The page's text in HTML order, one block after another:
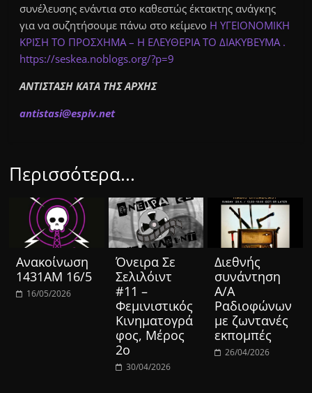
συνέλευσης ενάντια στο καθεστώς έκτακτης ανάγκης
για να συζητήσουμε πάνω στο κείμενο Η ΥΓΕΙΟΝΟΜΙΚΗ
ΚΡΙΣΗ ΤΟ ΠΡΟΣΧΗΜΑ – Η ΕΛΕΥΘΕΡΙΑ ΤΟ ΔΙΑΚΥΒΕΥΜΑ .
https://seskea.noblogs.org/?p=9
ΑΝΤΙΣΤΑΣΗ ΚΑΤΑ ΤΗΣ ΑΡΧΗΣ
antistasi@espiv.net
Περισσότερα...
Ανακοίνωση
1431ΑΜ 16/5
16/05/2026
Όνειρα Σε
Σελιλόιντ
#11 –
Φεμινιστικός
Κινηματογρά
φος, Μέρος
2ο
30/04/2026
Διεθνής
συνάντηση
Α/Α
Ραδιοφώνων
με ζωντανές
εκπομπές
26/04/2026